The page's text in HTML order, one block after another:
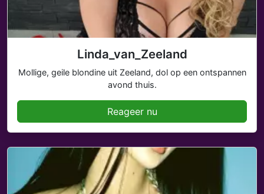
Linda_van_Zeeland
Mollige, geile blondine uit Zeeland, dol op een ontspannen
avond thuis.
Reageer nu